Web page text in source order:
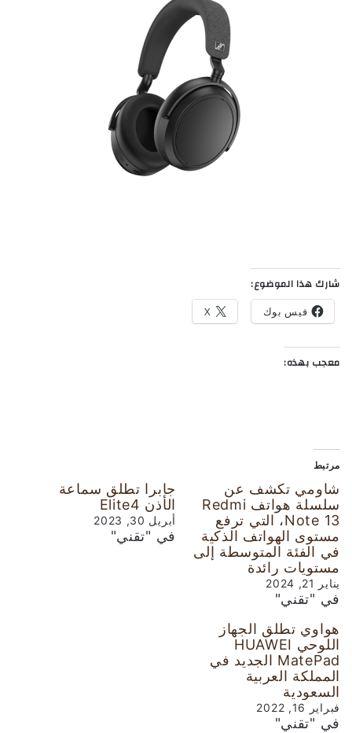
شارك هذا الموضوع:
فيس بوك X
معجب بهذه:
مرتبط
شاومي تكشف عن
سلسلة هواتف Redmi
Note 13، التي ترفع
مستوى الهواتف الذكية
في الفئة المتوسطة إلى
مستويات رائدة
يناير 21, 2024
في "تقني"
جابرا تطلق سماعة
الأذن Elite4
أبريل 30, 2023
في "تقني"
هواوي تطلق الجهاز
اللوحي HUAWEI
MatePad الجديد في
المملكة العربية
السعودية
فبراير 16, 2022
في "تقني"